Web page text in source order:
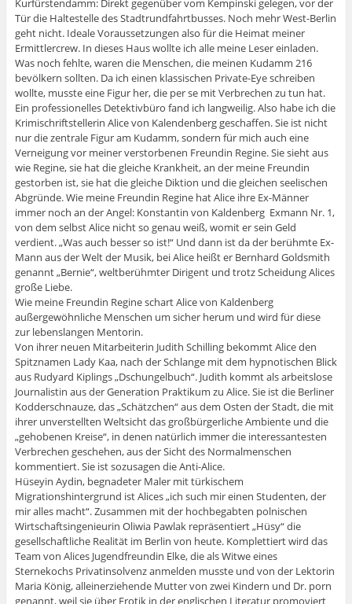
Kurfürstendamm: Direkt gegenüber vom Kempinski gelegen, vor der
Tür die Haltestelle des Stadtrundfahrtbusses. Noch mehr West-Berlin
geht nicht. Ideale Voraussetzungen also für die Heimat meiner
Ermittlercrew. In dieses Haus wollte ich alle meine Leser einladen.
Was noch fehlte, waren die Menschen, die meinen Kudamm 216
bevölkern sollten. Da ich einen klassischen Private-Eye schreiben
wollte, musste eine Figur her, die per se mit Verbrechen zu tun hat.
Ein professionelles Detektivbüro fand ich langweilig. Also habe ich die
Krimischriftstellerin Alice von Kalendenberg geschaffen. Sie ist nicht
nur die zentrale Figur am Kudamm, sondern für mich auch eine
Verneigung vor meiner verstorbenen Freundin Regine. Sie sieht aus
wie Regine, sie hat die gleiche Krankheit, an der meine Freundin
gestorben ist, sie hat die gleiche Diktion und die gleichen seelischen
Abgründe. Wie meine Freundin Regine hat Alice ihre Ex-Männer
immer noch an der Angel: Konstantin von Kaldenberg  Exmann Nr. 1,
von dem selbst Alice nicht so genau weiß, womit er sein Geld
verdient. „Was auch besser so ist!“ Und dann ist da der berühmte Ex-
Mann aus der Welt der Musik, bei Alice heißt er Bernhard Goldsmith 
genannt „Bernie“, weltberühmter Dirigent und trotz Scheidung Alices
große Liebe.
Wie meine Freundin Regine schart Alice von Kaldenberg
außergewöhnliche Menschen um sicher herum und wird für diese
zur lebenslangen Mentorin.
Von ihrer neuen Mitarbeiterin Judith Schilling bekommt Alice den
Spitznamen Lady Kaa, nach der Schlange mit dem hypnotischen Blick
aus Rudyard Kiplings „Dschungelbuch“. Judith kommt als arbeitslose
Journalistin aus der Generation Praktikum zu Alice. Sie ist die Berliner
Kodderschnauze, das „Schätzchen“ aus dem Osten der Stadt, die mit
ihrer unverstellten Weltsicht das großbürgerliche Ambiente und die
„gehobenen Kreise“, in denen natürlich immer die interessantesten
Verbrechen geschehen, aus der Sicht des Normalmenschen
kommentiert. Sie ist sozusagen die Anti-Alice.
Hüseyin Aydin, begnadeter Maler mit türkischem
Migrationshintergrund ist Alices „ich such mir einen Studenten, der
mir alles macht“. Zusammen mit der hochbegabten polnischen
Wirtschaftsingenieurin Oliwia Pawlak repräsentiert „Hüsy“ die
gesellschaftliche Realität im Berlin von heute. Komplettiert wird das
Team von Alices Jugendfreundin Elke, die als Witwe eines
Sternekochs Privatinsolvenz anmelden musste und von der Lektorin
Maria König, alleinerziehende Mutter von zwei Kindern und Dr. porn
genannt, weil sie über Erotik in der englischen Literatur promoviert